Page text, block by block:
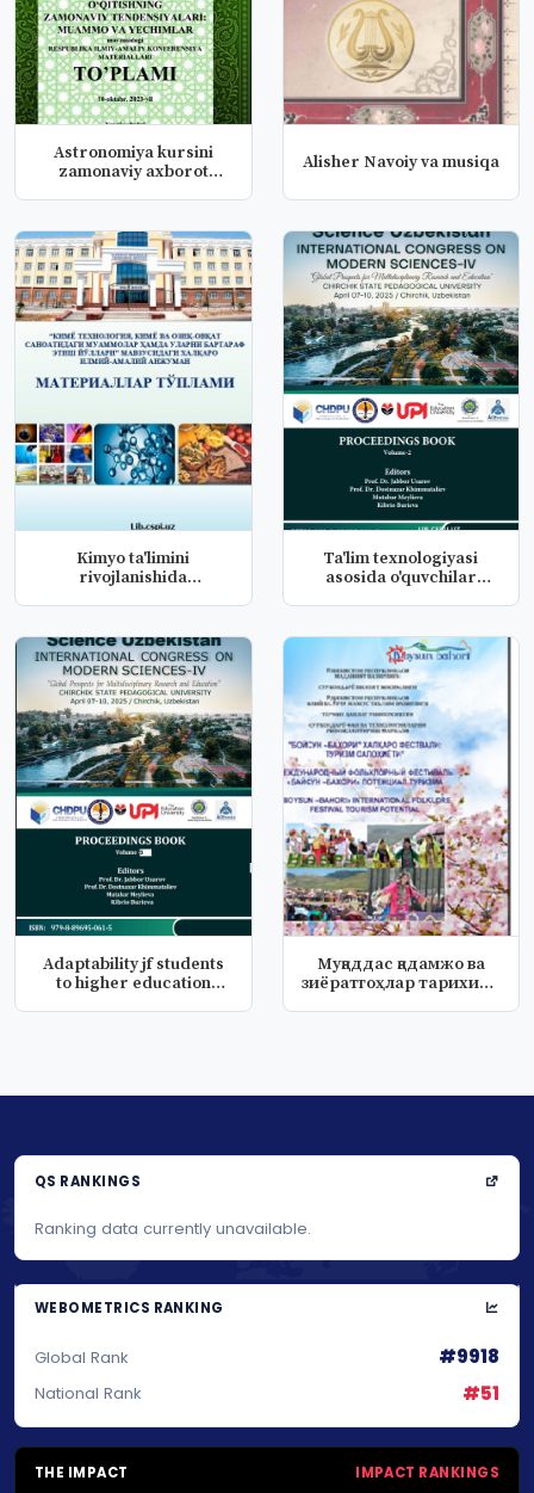
Astronomiya kursini
zamonaviy axborot
Аlisher Navoiy va musiqa
Kimyo ta'limini
rivojlanishida
Ta'lim texnologiyasi
asosida o'quvchilar
Adaptability jf students
to higher education
Муқаддас қадамжо ва
зиёратгоҳлар тарихини
QS RANKINGS
Ranking data currently unavailable.
WEBOMETRICS RANKING
Global Rank #9918
National Rank #51
THE IMPACT IMPACT RANKINGS